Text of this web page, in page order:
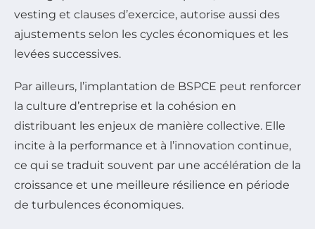
vesting et clauses d’exercice, autorise aussi des
ajustements selon les cycles économiques et les
levées successives.
Par ailleurs, l’implantation de BSPCE peut renforcer
la culture d’entreprise et la cohésion en
distribuant les enjeux de manière collective. Elle
incite à la performance et à l’innovation continue,
ce qui se traduit souvent par une accélération de la
croissance et une meilleure résilience en période
de turbulences économiques.